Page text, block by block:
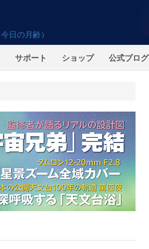
サポート ショップ 公式ブログ